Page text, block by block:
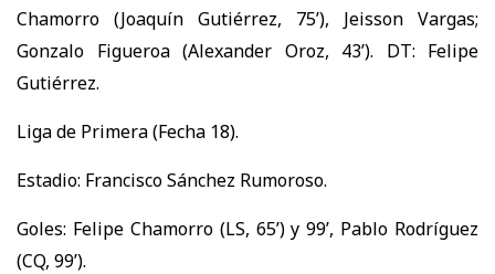
Chamorro (Joaquín Gutiérrez, 75’), Jeisson Vargas;
Gonzalo Figueroa (Alexander Oroz, 43’). DT: Felipe
Gutiérrez.
Liga de Primera (Fecha 18).
Estadio: Francisco Sánchez Rumoroso.
Goles: Felipe Chamorro (LS, 65’) y 99’, Pablo Rodríguez
(CQ, 99’).